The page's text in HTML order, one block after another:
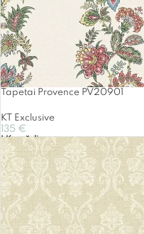
Tapetai Provence PV20901
KT Exclusive
135 €
Į Krepšelį